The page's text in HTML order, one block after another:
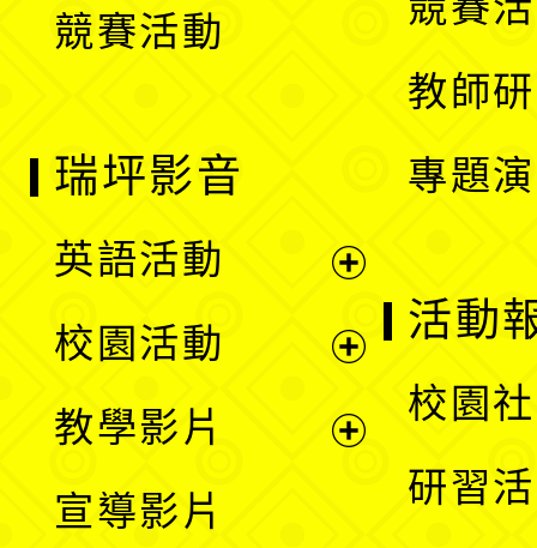
競賽活動
教師
專題
瑞坪影音
英語活動
選
校園活動
教學影片
宣導影片
活動
校園
研習